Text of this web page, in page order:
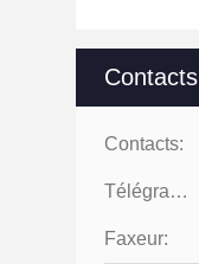
Contacts
Contacts:
Télégramme:
Faxeur: